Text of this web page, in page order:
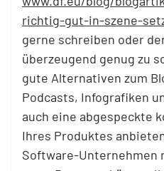
richtig-gut-in-szene-
gerne schreiben oder
überzeugend genug zu
gute Alternativen zum
Podcasts, Infografiken
auch eine abgespeckte
Ihres Produktes
Software-Unternehmen